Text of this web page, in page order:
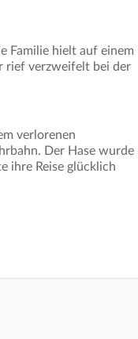
Familie hielt auf einem
rief verzweifelt bei der
verlorenen
Der Hase wurde
ihre Reise glücklich